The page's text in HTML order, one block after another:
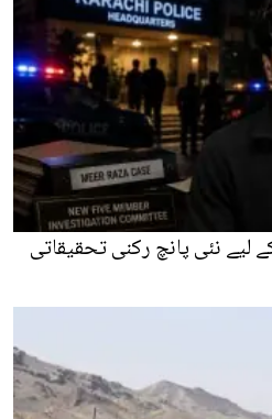
نئی پانچ رکنی تحقیقاتی